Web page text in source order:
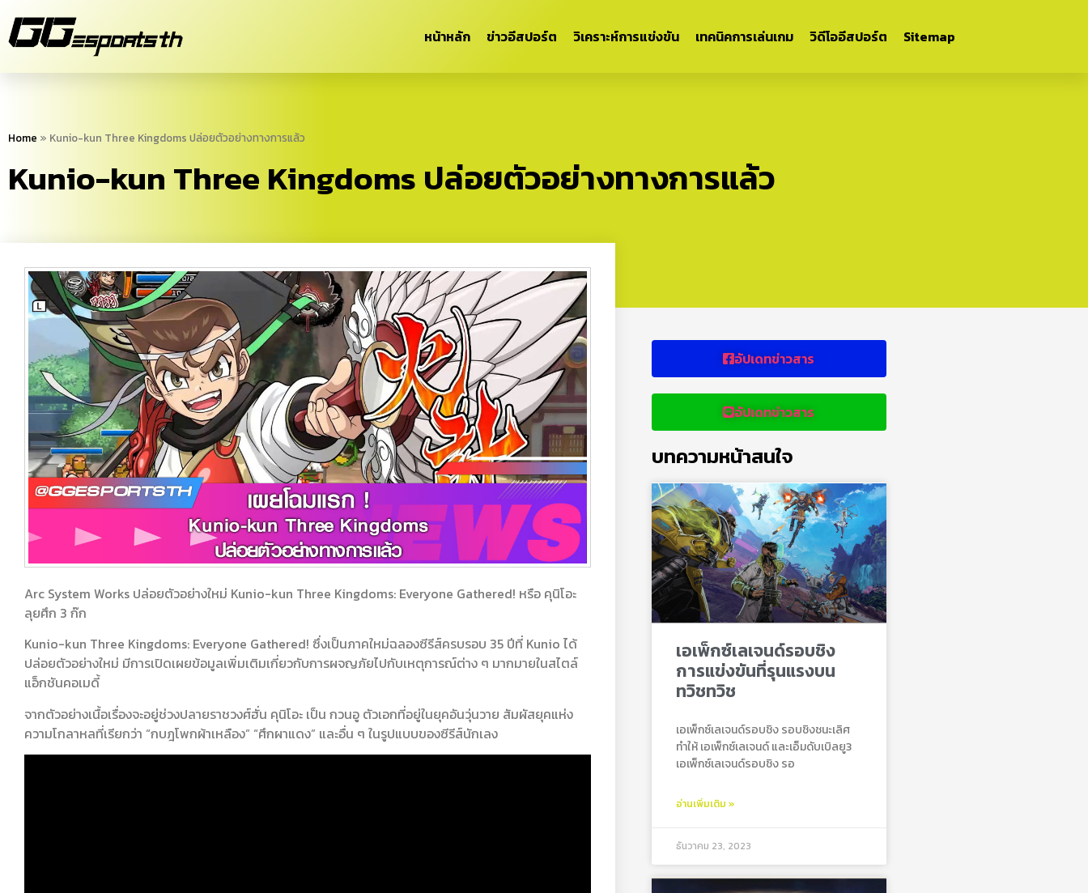
หน้าหลัก ข่าวอีสปอร์ต วิเคราะห์การแข่งขัน เทคนิคการเล่นเกม วิดีโออีสปอร์ต Sitemap
Home » Kunio-kun Three Kingdoms ปล่อยตัวอย่างทางการแล้ว
Kunio-kun Three Kingdoms ปล่อยตัวอย่างทางการแล้ว
Arc System Works ปล่อยตัวอย่างใหม่ Kunio-kun Three Kingdoms: Everyone Gathered! หรือ คุนิโอะ
ลุยศึก 3 ก๊ก
Kunio-kun Three Kingdoms: Everyone Gathered! ซึ่งเป็นภาคใหม่ฉลองซีรีส์ครบรอบ 35 ปีที่ Kunio ได้
ปล่อยตัวอย่างใหม่ มีการเปิดเผยข้อมูลเพิ่มเติมเกี่ยวกับการผจญภัยไปกับเหตุการณ์ต่าง ๆ มากมายในสไตล์
แอ็กชันคอเมดี้
จากตัวอย่างเนื้อเรื่องจะอยู่ช่วงปลายราชวงศ์ฮั่น คุนิโอะ เป็น กวนอู ตัวเอกที่อยู่ในยุคอันวุ่นวาย สัมผัสยุคแห่ง
ความโกลาหลที่เรียกว่า “กบฎโพกผ้าเหลือง” “ศึกผาแดง” และอื่น ๆ ในรูปแบบของซีรีส์นักเลง
อัปเดทข่าวสาร
อัปเดทข่าวสาร
บทความหน้าสนใจ
เอเพ็กซ์เลเจนด์รอบชิง
การแข่งขันที่รุนแรงบน
ทวิชทวิช
เอเพ็กซ์เลเจนด์รอบชิง รอบชิงชนะเลิศ
ทำให้ เอเพ็กซ์เลเจนด์ และเอ็มดับเบิลยู3
เอเพ็กซ์เลเจนด์รอบชิง รอ
อ่านเพิ่มเติม »
ธันวาคม 23, 2023